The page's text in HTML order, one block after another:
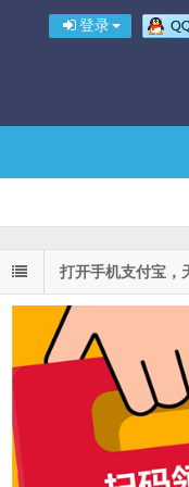
登录
打开手机支付宝，